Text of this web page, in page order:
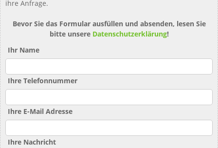
ihre Anfrage.
Bevor Sie das Formular ausfüllen und absenden, lesen Sie
bitte unsere Datenschutzerklärung!
Ihr Name
Ihre Telefonnummer
Ihre E-Mail Adresse
Ihre Nachricht